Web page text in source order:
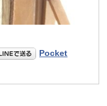
Pocket